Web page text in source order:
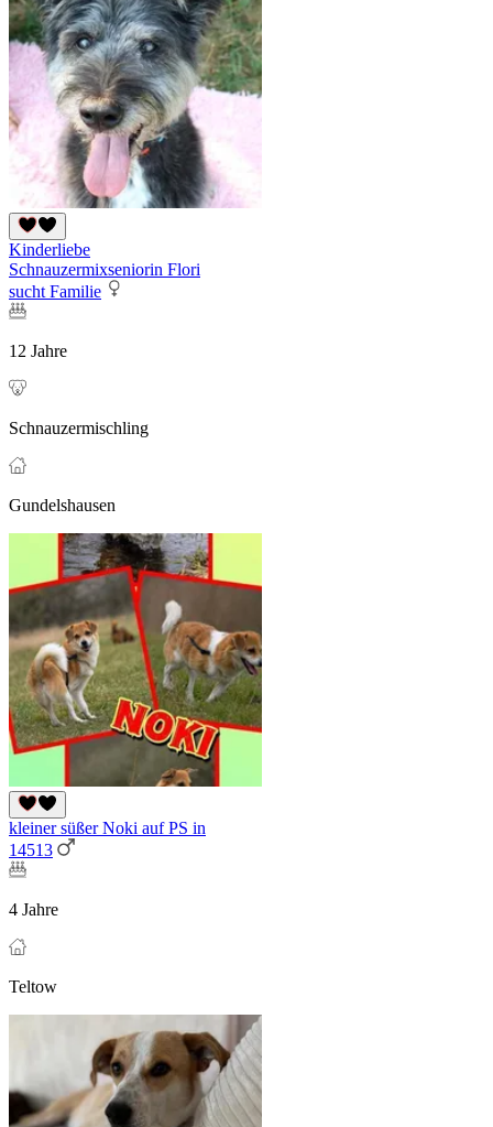
Kinderliebe
Schnauzermixseniorin Flori
sucht Familie
12 Jahre
Schnauzermischling
Gundelshausen
kleiner süßer Noki auf PS in
14513
4 Jahre
Teltow